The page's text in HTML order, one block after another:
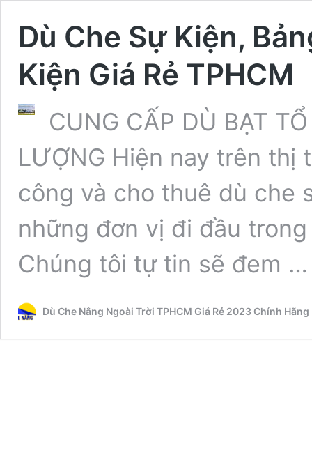
Dù Che Sự Kiện,
Kiện Giá Rẻ TPHCM
CUNG CẤP DÙ BẠT
LƯỢNG Hiện nay trên
công và cho thuê dù che
những đơn vị đi đầu
Chúng tôi tự tin sẽ đem
Dù Che Nắng Ngoài Trời TPHCM Giá Rẻ 2023 Chính Hãng